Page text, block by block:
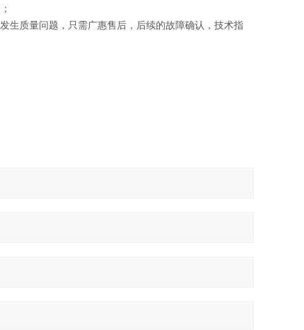
生质量问题，只需广惠售后，后续的故障确认，技术指